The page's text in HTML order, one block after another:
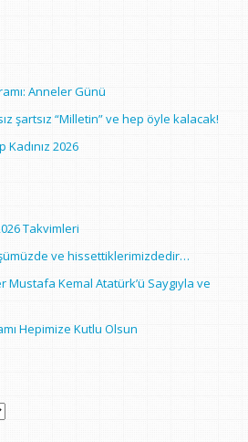
Anneler Günü
şartsız “Milletin” ve hep öyle kalacak!
2026
Takvimleri
ve hissettiklerimizdedir…
Mustafa Kemal Atatürk’ü Saygıyla ve
Hepimize Kutlu Olsun